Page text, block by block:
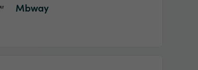
Mbway